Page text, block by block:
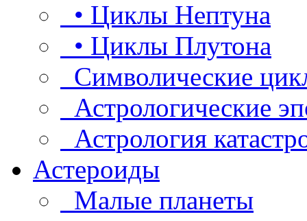
• Циклы Нептуна
• Циклы Плутона
Символические
Астрологические
Астрология
Астероиды
Малые планеты